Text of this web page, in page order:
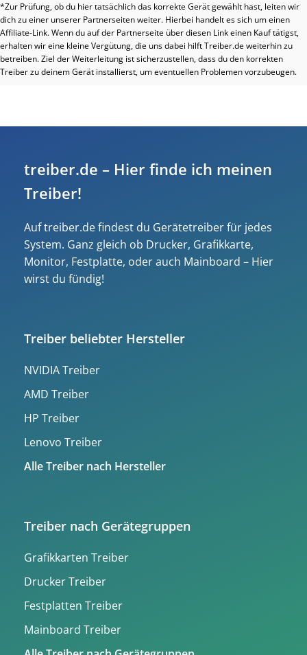
*Zur Prüfung, ob du hier tatsächlich das korrekte Gerät gewählt hast, leiten wir
dich zu einer unserer Partnerseiten weiter. Hierbei handelt es sich um einen
Affiliate-Link. Wenn du auf der Partnerseite über diesen Link einen Kauf tätigst,
erhalten wir eine kleine Vergütung, die uns dabei hilft Treiber.de weiterhin zu
betreiben. Ziel der Weiterleitung ist sicherzustellen, dass du den korrekten
Treiber zu deinem Gerät installierst, um eventuellen Problemen vorzubeugen.
treiber.de – Hier finde ich meinen
Treiber!
Auf treiber.de findest du Gerätetreiber für jedes
System. Ganz gleich ob Drucker, Grafikkarte,
Monitor, Festplatte, oder auch Mainboard – Hier
wirst du fündig!
Treiber beliebter Hersteller
NVIDIA Treiber
AMD Treiber
HP Treiber
Lenovo Treiber
Alle Treiber nach Hersteller
Treiber nach Gerätegruppen
Grafikkarten Treiber
Drucker Treiber
Festplatten Treiber
Mainboard Treiber